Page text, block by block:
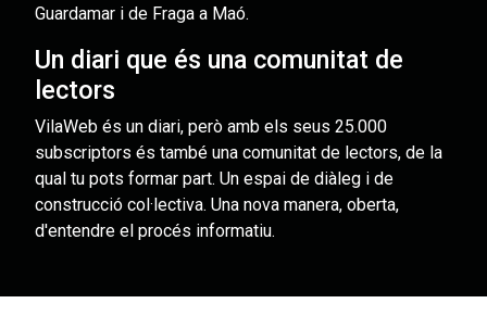
Guardamar i de Fraga a Maó.
Un diari que és una comunitat de
lectors
VilaWeb és un diari, però amb els seus 25.000
subscriptors és també una comunitat de lectors, de la
qual tu pots formar part. Un espai de diàleg i de
construcció col·lectiva. Una nova manera, oberta,
d'entendre el procés informatiu.